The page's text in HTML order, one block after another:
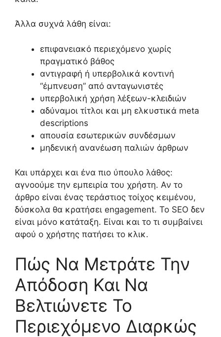
Άλλα συχνά λάθη είναι:
επιφανειακό περιεχόμενο χωρίς
πραγματικό βάθος
αντιγραφή ή υπερβολικά κοντινή
“έμπνευση” από ανταγωνιστές
υπερβολική χρήση λέξεων-κλειδιών
αδύναμοι τίτλοι και μη ελκυστικά meta
descriptions
απουσία εσωτερικών συνδέσμων
μηδενική ανανέωση παλιών άρθρων
Και υπάρχει και ένα πιο ύπουλο λάθος:
αγνοούμε την εμπειρία του χρήστη. Αν το
άρθρο είναι ένας τεράστιος τοίχος κειμένου,
δύσκολα θα κρατήσει engagement. Το SEO δεν
είναι μόνο κατάταξη. Είναι και το τι συμβαίνει
αφού ο χρήστης πατήσει το κλικ.
Πώς Να Μετράτε Την
Απόδοση Και Να
Βελτιώνετε Το
Περιεχόμενο Διαρκώς